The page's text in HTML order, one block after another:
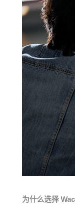
为什么选择